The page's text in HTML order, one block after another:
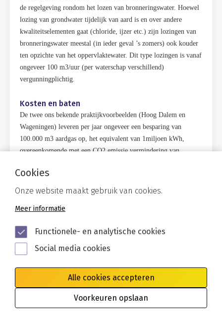
de regelgeving rondom het lozen van bronneringswater. Hoewel
lozing van grondwater tijdelijk van aard is en over andere
kwaliteitselementen gaat (chloride, ijzer etc.) zijn lozingen van
bronneringswater meestal (in ieder geval ’s zomers) ook kouder
ten opzichte van het oppervlaktewater. Dit type lozingen is vanaf
ongeveer 100 m3/uur (per waterschap verschillend)
vergunningplichtig.
Kosten en baten
De twee ons bekende praktijkvoorbeelden (Hoog Dalem en
Wageningen) leveren per jaar ongeveer een besparing van
100.000 m3 aardgas op, het equivalent van 1miljoen kWh,
overeenkomende met een CO2 emissie vermindering van
Dit betekent een maatschappelijke meerwaarde. TEO kan een rol
biedt ook kansen om bij te dragen aan vermindering van de
ruimtelijke adaptatie strategieën helpen om potentieel ongunstige
effecten van klimaatverandering te op te vangen (overmatige
Er waren in 2015 slechts 10 TEO-installaties in bedrijf.
Tegelijkertijd zijn er 1.100 WKO-installaties binnen een
kilometer van een watergang geïnstalleerd die uitgebreid kunnen
Cookies
Onze website maakt gebruik van cookies.
Meer informatie
Functionele- en analytische cookies
Social media cookies
Alle cookies accepteren
Voorkeuren opslaan